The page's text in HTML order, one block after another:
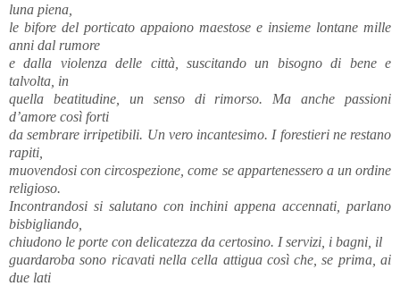
luna piena,
le bifore del porticato appaiono maestose e insieme lontane mille
anni dal rumore
e dalla violenza delle città, suscitando un bisogno di bene e
talvolta, in
quella beatitudine, un senso di rimorso. Ma anche passioni
d’amore così forti
da sembrare irripetibili. Un vero incantesimo. I forestieri ne restano
rapiti,
muovendosi con circospezione, come se appartenessero a un ordine
religioso.
Incontrandosi si salutano con inchini appena accennati, parlano
bisbigliando,
chiudono le porte con delicatezza da certosino. I servizi, i bagni, il
guardaroba sono ricavati nella cella attigua così che, se prima, ai
due lati